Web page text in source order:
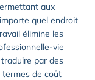
aux
quel endroit
élimine les
vie
par des
termes de coût